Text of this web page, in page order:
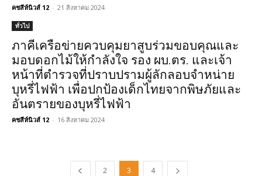
คชสีห์นิวส์ 12 - 21 สิงหาคม 2024
ทั่วไป
ภาคีเครือข่ายควบคุมยาสูบร่วมขอบคุณและ
มอบดอกไม้ให้กำลังใจ รอง ผบ.ตร. และเจ้า
หน้าที่ตำรวจที่ปราบปรามผู้ลักลอบจำหน่าย
บุหรี่ไฟฟ้า เพื่อปกป้องเด็กไทยจากพิษภัยและ
อันตรายของบุหรี่ไฟฟ้า
คชสีห์นิวส์ 12 - 16 สิงหาคม 2024
2 3 4